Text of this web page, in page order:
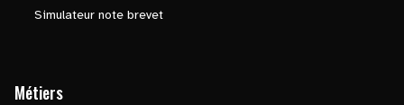
Simulateur note brevet
Métiers